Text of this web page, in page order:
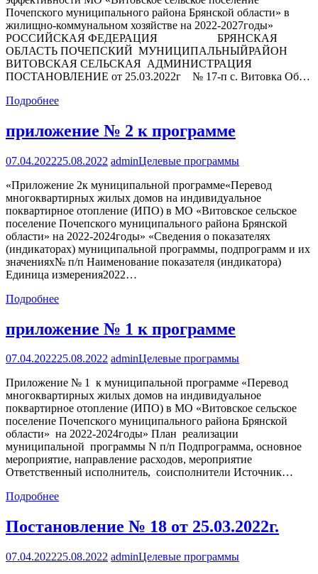
Почепского муниципального района Брянской области» в
жилищно-коммунальном хозяйстве на 2022-2027годы»
РОССИЙСКАЯ ФЕДЕРАЦИЯ БРЯНСКАЯ
ОБЛАСТЬ ПОЧЕПСКИЙ МУНИЦИПАЛЬНЫЙРАЙОН
ВИТОВСКАЯ СЕЛЬСКАЯ АДМИНИСТРАЦИЯ
ПОСТАНОВЛЕНИЕ от 25.03.2022г № 17-п с. Витовка Об…
Подробнее
приложение № 2 к программе
07.04.202225.08.2022 adminЦелевые программы
«Приложение 2к муниципальной программе«Перевод
многоквартирных жилых домов на индивидуальное
поквартирное отопление (ИПО) в МО «Витовское сельское
поселение Почепского муниципального района Брянской
области» на 2022-2024годы» «Сведения о показателях
(индикаторах) муниципальной программы, подпрограмм и их
значениях№ п/п Наименование показателя (индикатора)
Единица измерения2022…
Подробнее
приложение № 1 к программе
07.04.202225.08.2022 adminЦелевые программы
Приложение № 1 к муниципальной программе «Перевод
многоквартирных жилых домов на индивидуальное
поквартирное отопление (ИПО) в МО «Витовское сельское
поселение Почепского муниципального района Брянской
области» на 2022-2024годы» План реализации
муниципальной программы N п/п Подпрограмма, основное
мероприятие, направление расходов, мероприятие
Ответственный исполнитель, соисполнители Источник…
Подробнее
Постановление № 18 от 25.03.2022г.
07.04.202225.08.2022 adminЦелевые программы